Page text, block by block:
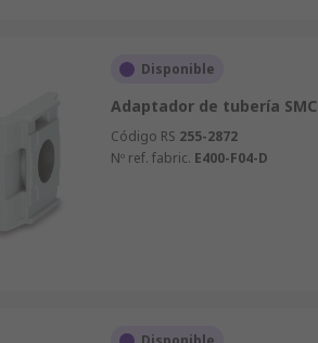
Disponible
Adaptador de tubería SMC
Código RS 255-2872
Nº ref. fabric. E400-F04-D